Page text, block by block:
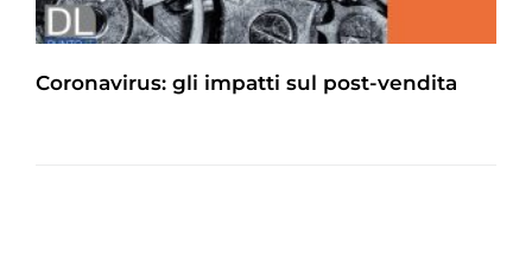
Coronavirus: gli impatti sul post-vendita